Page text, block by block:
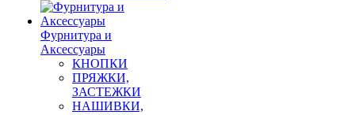
Фурнитура и
Аксессуары
КНОПКИ
ПРЯЖКИ,
ЗАСТЕЖКИ
НАШИВКИ,